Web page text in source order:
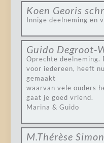
Koen Georis
Innige deelneming en
Guido Degroot-
Oprechte deelneming.
voor iedereen, heeft
gemaakt
waarvan vele ouders
gaat je goed vriend.
Marina & Guido
M.Thérèse